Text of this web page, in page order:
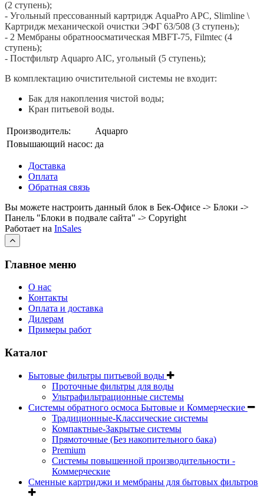
(2 ступень);
- Угольный прессованный картридж AquaPro APC, Slimline \
Картридж механической очистки ЭФГ 63/508 (3 ступень);
- 2 Мембраны обратноосматическая MBFT-75, Filmtec (4
ступень);
- Постфильтр Aquapro AIC, угольный (5 ступень);
В комплектацию очистительной системы не входит:
Бак для накопления чистой воды;
Кран питьевой воды.
Производитель:
Aquapro
Повышающий насос: да
Доставка
Оплата
Обратная связь
Вы можете настроить данный блок в Бек-Офисе -> Блоки ->
Панель "Блоки в подвале сайта" -> Copyright
Работает на InSales
Главное меню
О нас
Контакты
Оплата и доставка
Дилерам
Примеры работ
Каталог
Бытовые фильтры питьевой воды
Проточные фильтры для воды
Ультрафильтрационные системы
Системы обратного осмоса Бытовые и Коммерческие
Традиционные-Классические системы
Компактные-Закрытые системы
Прямоточные (Без накопительного бака)
Premium
Системы повышенной производительности -
Коммерческие
Сменные картриджи и мембраны для бытовых фильтров